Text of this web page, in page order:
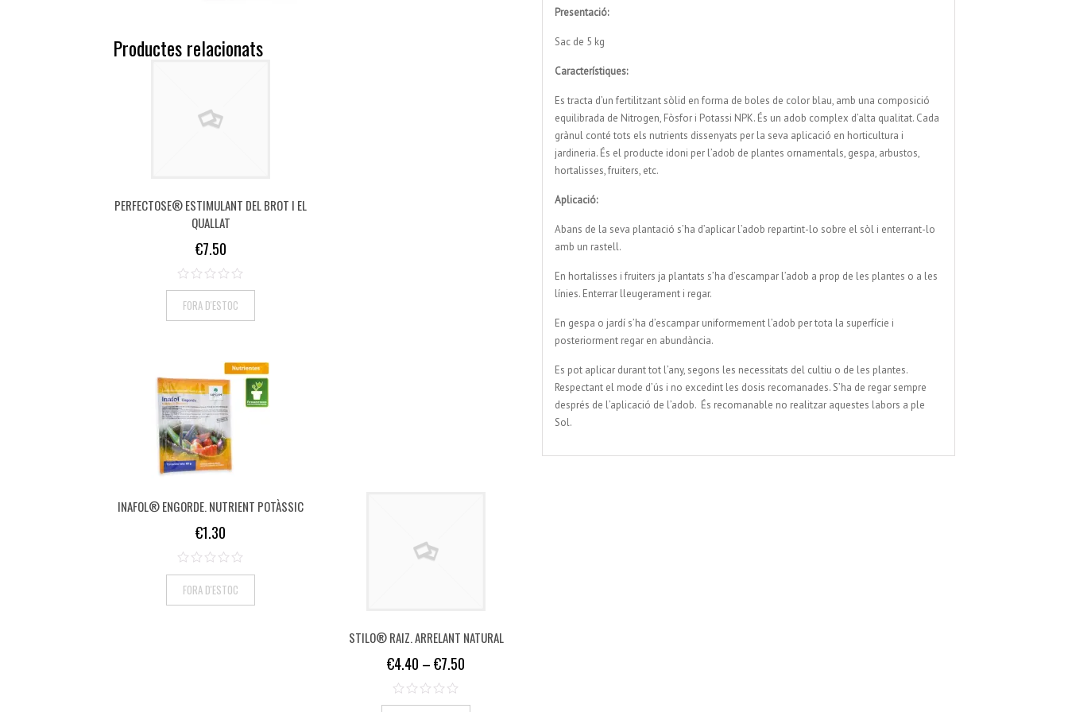
Presentació:
Sac de 5 kg
Característiques:
Es tracta d’un fertilitzant sòlid en forma de boles de color blau, amb una composició
equilibrada de Nitrogen, Fòsfor i Potassi NPK. És un adob complex d’alta qualitat. Cada
grànul conté tots els nutrients dissenyats per la seva aplicació en horticultura i
jardineria. És el producte idoni per l’adob de plantes ornamentals, gespa, arbustos,
hortalisses, fruiters, etc.
Aplicació:
Abans de la seva plantació s’ha d’aplicar l’adob repartint-lo sobre el sòl i enterrant-lo
amb un rastell.
En hortalisses i fruiters ja plantats s’ha d’escampar l’adob a prop de les plantes o a les
línies. Enterrar lleugerament i regar.
En gespa o jardí s’ha d’escampar uniformement l’adob per tota la superfície i
posteriorment regar en abundància.
Es pot aplicar durant tot l’any, segons les necessitats del cultiu o de les plantes.
Respectant el mode d’ús i no excedint les dosis recomanades. S’ha de regar sempre
després de l’aplicació de l’adob. És recomanable no realitzar aquestes labors a ple
Sol.
Productes relacionats
PERFECTOSE® ESTIMULANT DEL BROT I EL
QUALLAT
€7.50
FORA D'ESTOC
INAFOL® ENGORDE. NUTRIENT POTÀSSIC
€1.30
FORA D'ESTOC
STILO® RAIZ. ARRELANT NATURAL
€4.40 –€7.50